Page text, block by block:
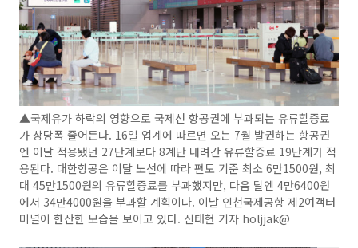
▲국제유가 하락의 영향으로 국제선 항공권에 부과되는 유류할증료
가 상당폭 줄어든다. 16일 업계에 따르면 오는 7월 발권하는 항공권
엔 이달 적용됐던 27단계보다 8계단 내려간 유류할증료 19단계가 적
용된다. 대한항공은 이달 노선에 따라 편도 기준 최소 6만1500원, 최
대 45만1500원의 유류할증료를 부과했지만, 다음 달엔 4만6400원
에서 34만4000원을 부과할 계획이다. 이날 인천국제공항 제2여객터
미널이 한산한 모습을 보이고 있다. 신태현 기자 holjjak@